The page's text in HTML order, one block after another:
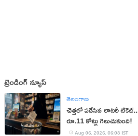
ట్రెండింగ్ న్యూస్
తెలంగాణ
చెత్తలో పడేసిన లాటరీ టికెట్..
రూ.11 కోట్లు గెలుచుకుంది!
Aug 06, 2026, 06:08 IST